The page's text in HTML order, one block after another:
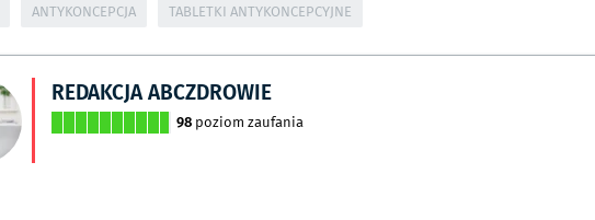
ANTYKONCEPCJA TABLETKI ANTYKONCEPCYJNE
REDAKCJA ABCZDROWIE
98 poziom zaufania